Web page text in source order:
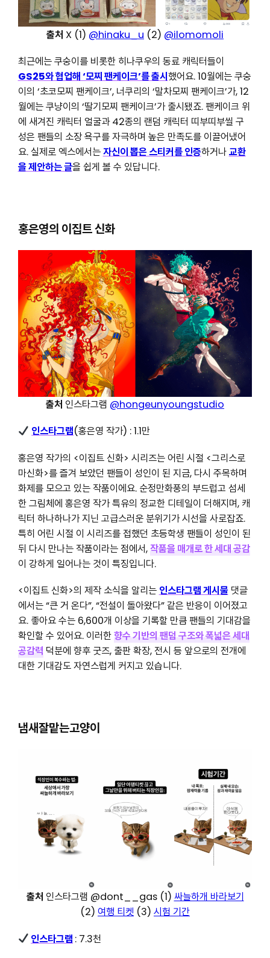
출처 X (1) @hinaku_u (2) @ilomomoli
최근에는 쿠숭이를 비롯한 히나쿠우의 동료 캐릭터들이
GS25와 협업해 ‘모찌 팬케이크’를 출시했어요. 10월에는 쿠숭
이의 ‘초코모찌 팬케이크’, 너쿠리의 ‘말차모찌 팬케이크’가, 12
월에는 쿠냥이의 ‘딸기모찌 팬케이크’가 출시됐죠. 팬케이크 위
에 새겨진 캐릭터 얼굴과 42종의 랜덤 캐릭터 띠부띠부씰 구
성은 팬들의 소장 욕구를 자극하며 높은 만족도를 이끌어냈어
요. 실제로 엑스에서는자신이 뽑은 스티커를 인증하거나교환
을 제안하는 글을 쉽게 볼 수 있답니다.
홍은영의 이집트 신화
출처 인스타그램 @hongeunyoungstudio
인스타그램(홍은영 작가) : 1.1만
홍은영 작가의 <이집트 신화> 시리즈는 어린 시절 <그리스로
마신화>를 즐겨 보았던 팬들이 성인이 된 지금, 다시 주목하며
화제를 모으고 있는 작품이에요. 순정만화풍의 부드럽고 섬세
한 그림체에 홍은영 작가 특유의 정교한 디테일이 더해지며, 캐
릭터 하나하나가 지닌 고급스러운 분위기가 시선을 사로잡죠.
특히 어린 시절 이 시리즈를 접했던 초등학생 팬들이 성인이 된
뒤 다시 만나는 작품이라는 점에서,작품을 매개로 한 세대 공감
이 강하게 일어나는 것이 특징입니다.
<이집트 신화>의 제작 소식을 알리는 인스타그램 게시물댓글
에서는 “큰 거 온다”, “전설이 돌아왔다” 같은 반응이 이어졌고
요. 좋아요 수는 6,600개 이상을 기록할 만큼 팬들의 기대감을
확인할 수 있어요. 이러한향수 기반의 팬덤 구조와 폭넓은 세대
공감력덕분에 향후 굿즈, 출판 확장, 전시 등 앞으로의 전개에
대한 기대감도 자연스럽게 커지고 있습니다.
냄새잘맡는고양이
출처 인스타그램 @dont__gas (1) 싸늘하개 바라보기
(2) 여행 티켓 (3) 시험 기간
인스타그램 : 7.3천